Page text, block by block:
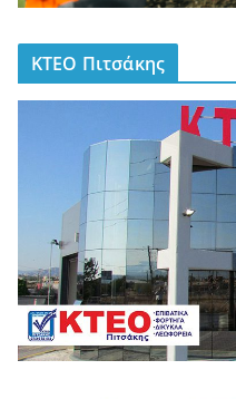
ΚΤΕΟ Πιτσάκης